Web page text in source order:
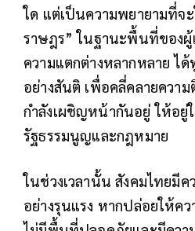
ใด แต่เป็นความพยายามที่จ
ราษฎร” ในฐานะพื้นที่ของ
ความแตกต่างหลากหลาย ไ
อย่างสันติ เพื่อคลี่คลายความ
กำลังเผชิญหน้ากันอยู่ ให้อยู่
รัฐธรรมนูญและกฎหมาย
ในช่วงเวลานั้น สังคมไทยมี
อย่างรุนแรง หากปล่อยให้คว